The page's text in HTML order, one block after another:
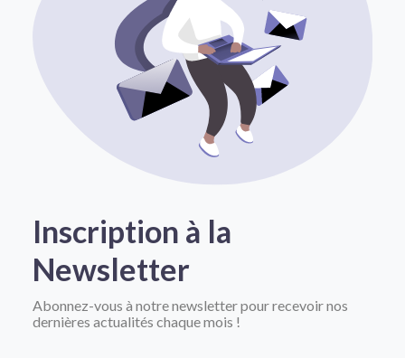
Inscription à la
Newsletter
Abonnez-vous à notre newsletter pour recevoir nos
dernières actualités chaque mois !